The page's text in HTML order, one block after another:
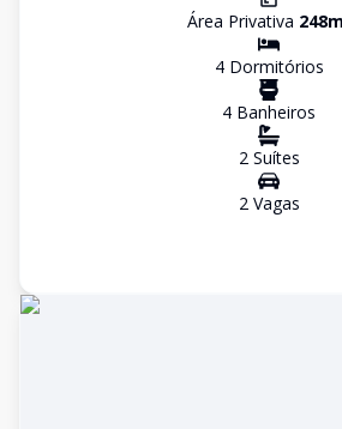
Área Privativa 248
4Dormitórios
4 Banheiros
2Suítes
2Vagas